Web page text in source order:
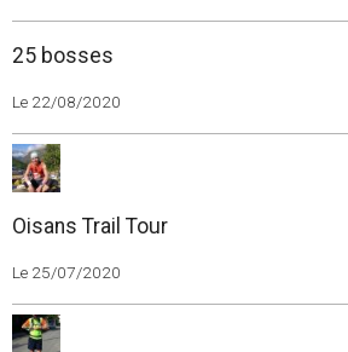
25 bosses
Le 22/08/2020
Oisans Trail Tour
Le 25/07/2020